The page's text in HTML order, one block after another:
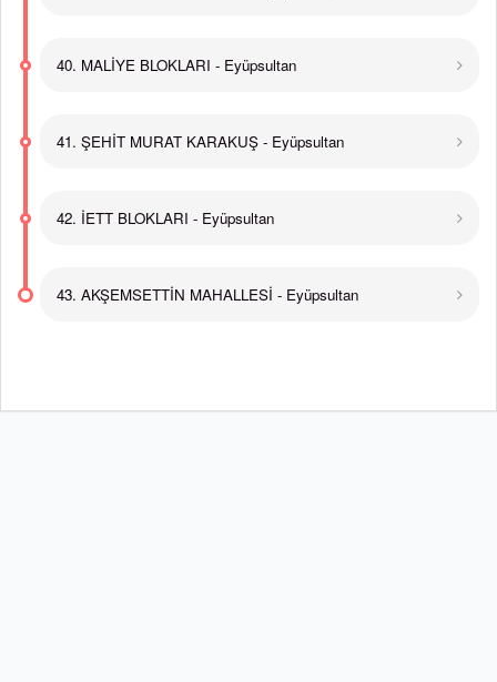
40. MALİYE BLOKLARI - Eyüpsultan
41. ŞEHİT MURAT KARAKUŞ - Eyüpsultan
42. İETT BLOKLARI - Eyüpsultan
43. AKŞEMSETTİN MAHALLESİ - Eyüpsultan